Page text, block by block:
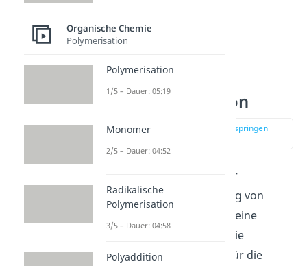
Polyamide – Nylon
zur Stelle im Video springen
ist ein Vertreter der
Polyamide. Zur Herstellung von
Nylon 6,6 findet ebenfalls eine
Polykondensation statt. Die
Ausgangsverbindungen für die
Organische Chemie
Polymerisation
Polymerisation
1/5 – Dauer: 05:19
Monomer
2/5 – Dauer: 04:52
Radikalische
Polymerisation
3/5 – Dauer: 04:58
Polyaddition